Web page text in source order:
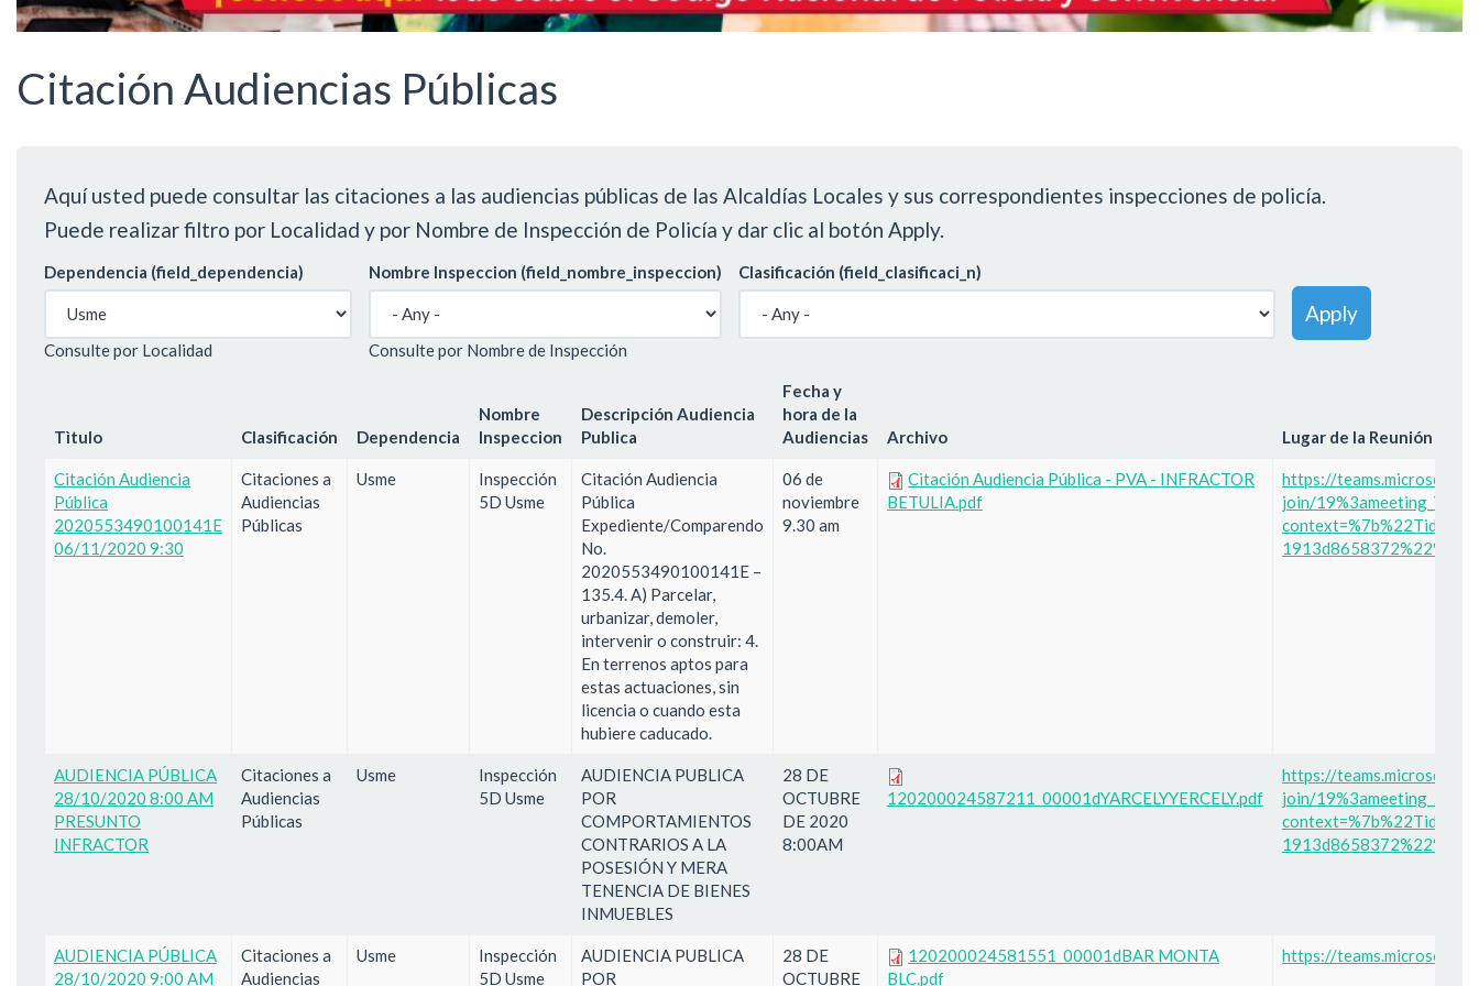
Citación Audiencias Públicas
Aquí usted puede consultar las citaciones a las audiencias públicas de las Alcaldías Locales y sus correspondientes inspecciones de policía.
Puede realizar filtro por Localidad y por Nombre de Inspección de Policía y dar clic al botón Apply.
Dependencia (field_dependencia)
Consulte por Localidad
Nombre Inspeccion (field_nombre_inspeccion)
Consulte por Nombre de Inspección
Clasificación (field_clasificaci_n)
Apply
Tìtulo Clasificación Dependencia
Nombre
Inspeccion
Descripción Audiencia
Publica
Fecha y
hora de la
Audiencias
Archivo Lugar de la Reunión
Citación Audiencia
Pública
2020553490100141E
06/11/2020 9:30
Citaciones a
Audiencias
Públicas
Usme
Inspección
5D Usme
Citación Audiencia
Pública
Expediente/Comparendo
No.
2020553490100141E –
135.4. A) Parcelar,
urbanizar, demoler,
intervenir o construir: 4.
En terrenos aptos para
estas actuaciones, sin
licencia o cuando esta
hubiere caducado.
06 de
noviembre
9.30 am
Citación Audiencia Pública - PVA - INFRACTOR
BETULIA.pdf
https://
join/
AUDIENCIA PÚBLICA
28/10/2020 8:00 AM
PRESUNTO
INFRACTOR
Citaciones a
Audiencias
Públicas
Usme
Inspección
5D Usme
AUDIENCIA PUBLICA
POR
COMPORTAMIENTOS
CONTRARIOS A LA
POSESIÓN Y MERA
TENENCIA DE BIENES
INMUEBLES
28 DE
OCTUBRE
DE 2020
8:00AM
120200024587211_00001dYARCELYYERCELY.pdf
https://
join/
AUDIENCIA PÚBLICA
28/10/2020 9:00 AM
Citaciones a
Audiencias
Usme
Inspección
5D Usme
AUDIENCIA PUBLICA
POR
28 DE
OCTUBRE
120200024581551_00001dBAR MONTA
BLC.pdf
https://